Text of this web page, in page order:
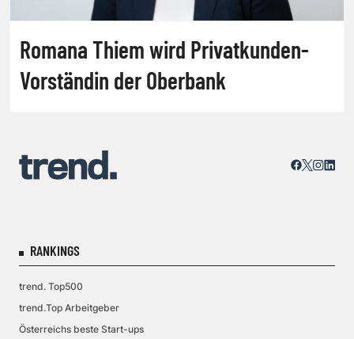
Romana Thiem wird Privatkunden-
Vorständin der Oberbank
RANKINGS
trend. Top500
trend.Top Arbeitgeber
Österreichs beste Start-ups